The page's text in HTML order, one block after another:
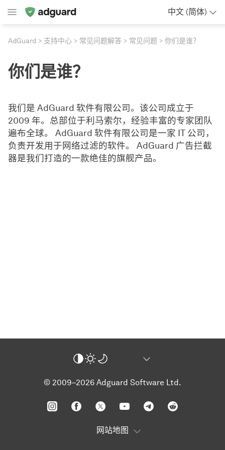
中文 (简体)
AdGuard 支持中心 常见问题解答 常见问题 你们是谁？
你们是谁？
我们是 AdGuard 软件有限公司。该公司成立于
2009 年。总部位于利马索尔，经验丰富的专家团队
遍布全球。 AdGuard 软件有限公司是一家 IT 公司，
负责开发用于网络过滤的软件。 AdGuard 广告拦截
器是我们打造的一款绝佳的旗舰产品。
© 2009–2026 Adguard Software Ltd.
网站地图